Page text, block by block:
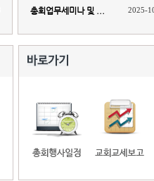
총회업무세미나 및 ... 2025-